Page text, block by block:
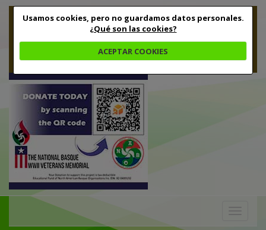
Usamos cookies, pero no guardamos datos personales.
¿Qué son las cookies?
ACEPTAR COOKIES